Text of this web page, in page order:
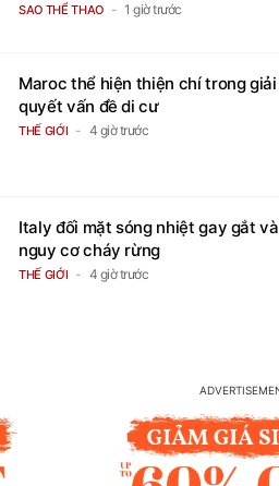
SAO THỂ THAO 1 giờ trước
Maroc thể hiện thiện chí trong giải
quyết vấn đề di cư
THẾ GIỚI 4 giờ trước
Italy đối mặt sóng nhiệt gay gắt và
nguy cơ cháy rừng
THẾ GIỚI 4 giờ trước